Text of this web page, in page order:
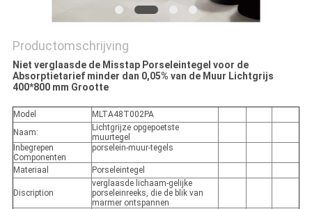
Productomschrijving
Niet verglaasde de Misstap Porseleintegel voor de
Absorptietarief minder dan 0,05% van de Muur Lichtgrijs
400*800 mm Grootte
Model
MLTA48T002PA
Naam:
Lichtgrijze opgepoetste
muurtegel
Inbegrepen
Componenten
porselein-muur-tegels
Materiaal Porseleintegel
Discription
verglaasde lichaam-gelijke
porseleinreeks, die de blik van
marmer ontspannen